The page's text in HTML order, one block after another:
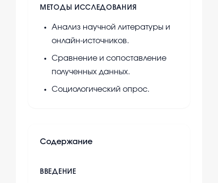
МЕТОДЫ ИССЛЕДОВАНИЯ
Анализ научной литературы и
онлайн-источников.
Сравнение и сопоставление
полученных данных.
Социологический опрос.
Содержание
ВВЕДЕНИЕ